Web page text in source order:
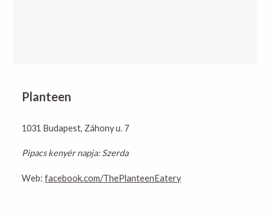
Planteen
1031 Budapest, Záhony u. 7
Pipacs kenyér napja: Szerda
Web:facebook.com/ThePlanteenEatery